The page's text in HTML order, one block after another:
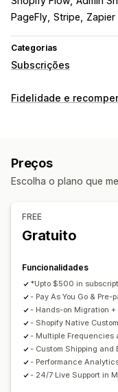
PageFly Stripe Zapier
Categorias
Subscrições
Tipos de subscrição
Caixas de subscrição
Produtos físicos
Preços que pode definir
Pagamentos
Períodos de avaliação
Preços por utilizador
Preços
Fidelidade e
Programas de afiliados
Programas
Vantagens de adesão
Recompensas
Preços
Escolha o plano que
FREE
Gratuito
Funcionalidades
*Upto $500 in
- Pay As You Go & Pre-
- Hands-on Migration
- Shopify Native
- Multiple Frequencies
- Custom Shipping and
- Performance
- 24/7 Live Support in